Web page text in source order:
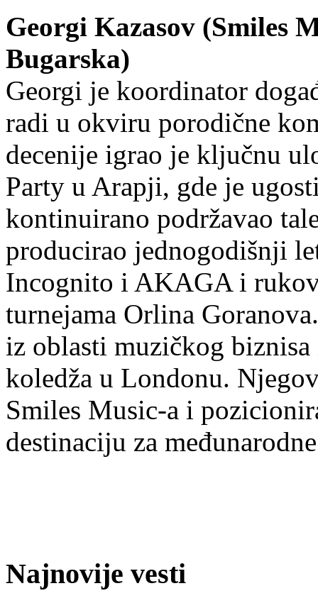
Georgi Kazasov (Smiles
Bugarska)
Georgi je koordinator
radi u okviru porodične
decenije igrao je ključnu
Party u Arapji, gde je
kontinuirano podržavao
producirao jednogodišnji
Incognito i AKAGA i
turnejama Orlina
iz oblasti muzičkog
koledža u Londonu.
Smiles Music-a i
destinaciju za
Najnovije vesti